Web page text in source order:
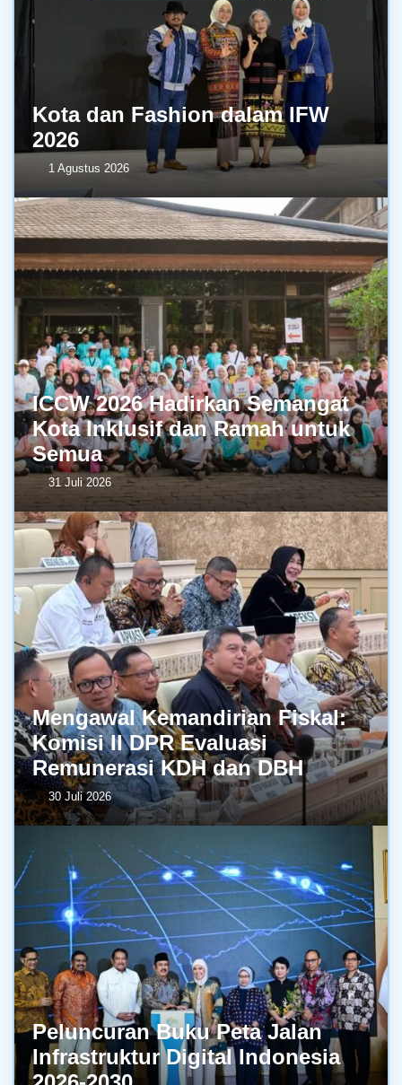
Kota dan Fashion dalam IFW
2026
1 Agustus 2026
ICCW 2026 Hadirkan Semangat
Kota Inklusif dan Ramah untuk
Semua
31 Juli 2026
Mengawal Kemandirian Fiskal:
Komisi II DPR Evaluasi
Remunerasi KDH dan DBH
30 Juli 2026
Peluncuran Buku Peta Jalan
Infrastruktur Digital Indonesia